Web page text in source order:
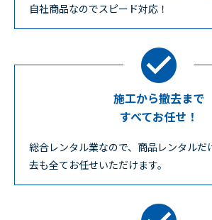
自社商品なのでスピード対応！
施工から撤去まで
すべてお任せ！
総合レンタル業なので、商品レンタルだ
去も全てお任せいただけます。